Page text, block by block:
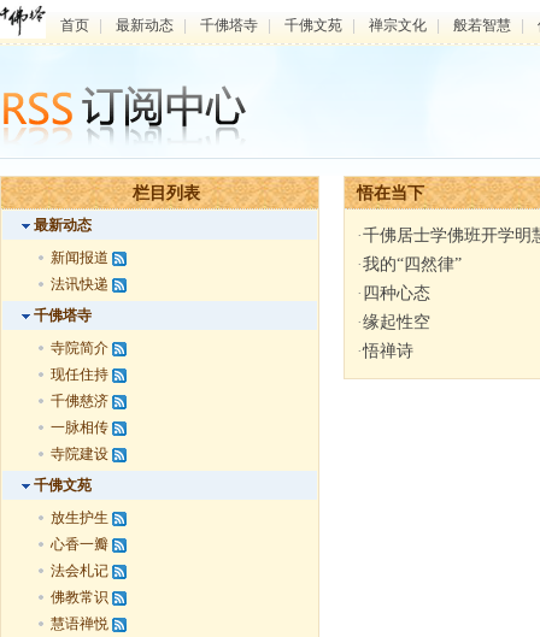
首页 最新动态 千佛塔寺 千佛文苑 禅宗文化 般若智慧
栏目列表
最新动态
新闻报道
法讯快递
千佛塔寺
寺院简介
现任住持
千佛慈济
一脉相传
寺院建设
千佛文苑
放生护生
心香一瓣
法会札记
佛教常识
慧语禅悦
悟在当下
·千佛居士学佛班开学明
·我的“四然律”
· 四种心态
·缘起性空
·悟禅诗